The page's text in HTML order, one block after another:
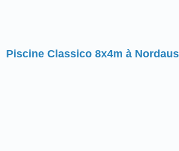
Piscine Classico 8x4m à